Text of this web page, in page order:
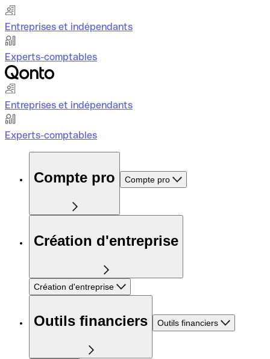
Entreprises et indépendants
Experts-comptables
Entreprises et indépendants
Experts-comptables
Compte pro Compte pro
Création d'entreprise
Création d'entreprise
Outils financiers Outils financiers